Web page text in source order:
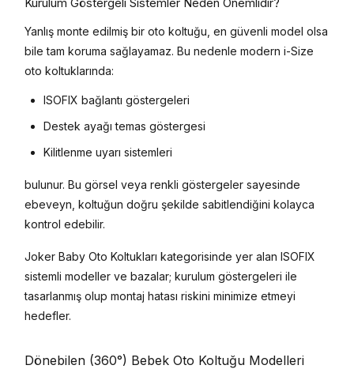
Yanlış monte edilmiş bir oto koltuğu, en güvenli model olsa
bile tam koruma sağlayamaz. Bu nedenle modern i-Size
oto koltuklarında:
ISOFIX bağlantı göstergeleri
Destek ayağı temas göstergesi
Kilitlenme uyarı sistemleri
bulunur. Bu görsel veya renkli göstergeler sayesinde
ebeveyn, koltuğun doğru şekilde sabitlendiğini kolayca
kontrol edebilir.
Joker Baby Oto Koltukları kategorisinde yer alan ISOFIX
sistemli modeller ve bazalar; kurulum göstergeleri ile
tasarlanmış olup montaj hatası riskini minimize etmeyi
hedefler.
Dönebilen (360°) Bebek Oto Koltuğu Modelleri